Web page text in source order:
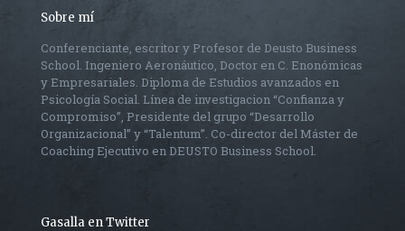
Sobre mí
Conferenciante, escritor y Profesor de Deusto Business
School. Ingeniero Aeronáutico, Doctor en C. Enonómicas
y Empresariales. Diploma de Estudios avanzados en
Psicología Social. Línea de investigacion “Confianza y
Compromiso”, Presidente del grupo “Desarrollo
Organizacional” y “Talentum”. Co-director del Máster de
Coaching Ejecutivo en DEUSTO Business School.
Gasalla en Twitter